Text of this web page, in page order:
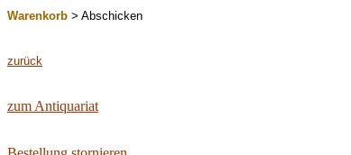
Warenkorb > Abschicken
zurück
zum Antiquariat